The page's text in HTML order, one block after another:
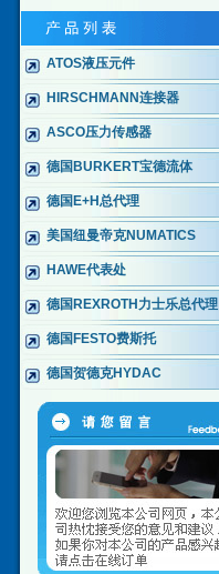
ATOS液压元件
HIRSCHMANN连接器
ASCO压力传感器
德国BURKERT宝德流体
德国E+H总代理
美国纽曼帝克NUMATICS
HAWE代表处
德国REXROTH力士乐总代理
德国FESTO费斯托
德国贺德克HYDAC